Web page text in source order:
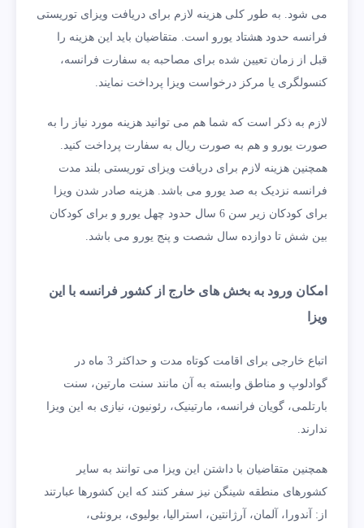
می شود. به طور کلی هزینه لازم برای دریافت ویزای توریستی
فرانسه حدود هشتاد یورو است. متقاضیان باید این هزینه را
قبل از زمان تعیین شده برای مصاحبه به سفارت فرانسه،
کنسولگری یا مرکز درخواست ویزا پرداخت نمایند.
لازم به ذکر است که شما هم می توانید هزینه مورد نیاز را به
صورت یورو و هم به صورت ریال به سفارت پرداخت کنید.
همچنین هزینه لازم برای دریافت ویزای توریستی بلند مدت
فرانسه نزدیک به صد یورو می باشد. هزینه صادر شدن ویزا
برای کودکان زیر سن 6 سال حدود چهل یورو و برای کودکان
بین شش تا دوازده سال شصت و پنج یورو می باشد.
امکان ورود به بخش های خارج از کشور فرانسه با این
ویزا
اتباع خارجی برای اقامت کوتاه مدت و حداکثر 3 ماه در
گوادلوپ و مناطق وابسته به آن مانند سنت مارتین، سنت
بارتلمی، گویان فرانسه، مارتینیک، رئونیون، نیازی به این ویزا
ندارند.
همچنین متقاضیان با داشتن این ویزا می توانند به سایر
کشورهای منطقه شینگن نیز سفر کنند که این کشورها عبارتند
از: آندورا، آلمان، آرژانتین، استرالیا، بولیوی، برونئی،